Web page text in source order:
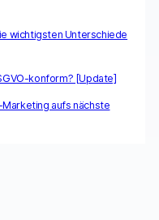
wichtigsten Unterschiede
konform? [Update]
aufs nächste